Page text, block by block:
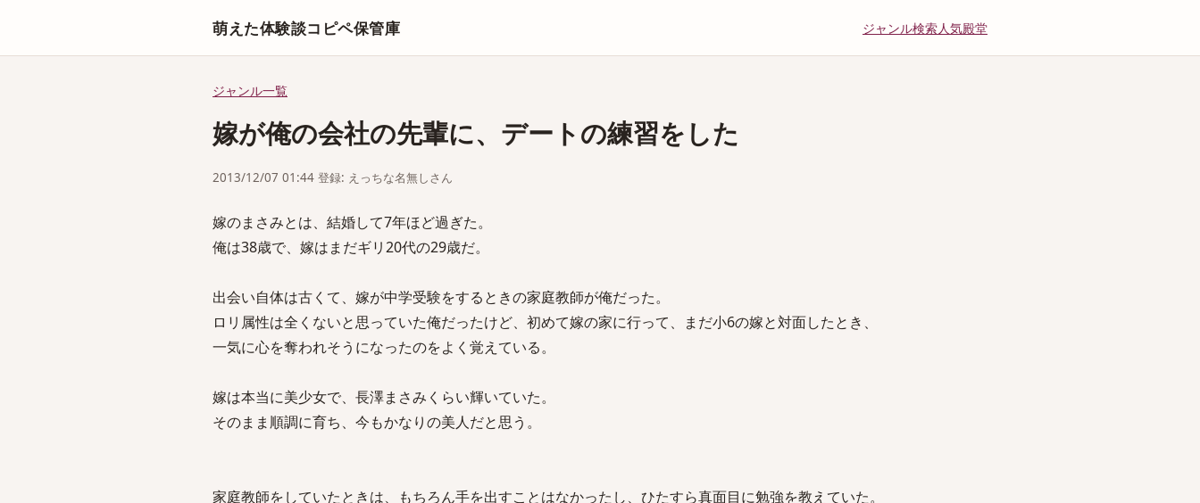
萌えた体験談コピペ保管庫 ジャンル検索人気殿堂
ジャンル一覧
嫁が俺の会社の先輩に、デートの練習をした
2013/12/07 01:44 登録: えっちな名無しさん
嫁のまさみとは、結婚して7年ほど過ぎた。
俺は38歳で、嫁はまだギリ20代の29歳だ。
出会い自体は古くて、嫁が中学受験をするときの家庭教師が俺だった。
ロリ属性は全くないと思っていた俺だったけど、初めて嫁の家に行って、まだ小6の嫁と対面したとき、
一気に心を奪われそうになったのをよく覚えている。
嫁は本当に美少女で、長澤まさみくらい輝いていた。
そのまま順調に育ち、今もかなりの美人だと思う。
家庭教師をしていたときは、もちろん手を出すことはなかったし、ひたすら真面目に勉強を教えていた。